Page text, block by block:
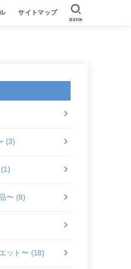
サイトマップ
SEARCH
(3)
(1)
〜 (8)
ット〜 (18)